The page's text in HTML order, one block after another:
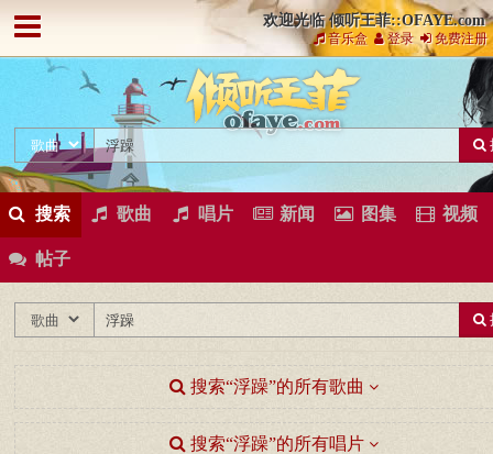
欢迎光临 倾听王菲::OFAYE.com
音乐盒 登录 免费注册
搜索 歌曲 唱片 新闻 图集 视频
帖子
搜索“浮躁”的所有歌曲
搜索“浮躁”的所有唱片